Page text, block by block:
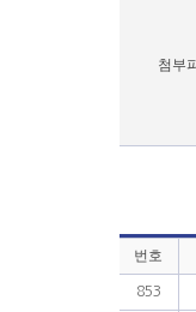
첨부
번호
853